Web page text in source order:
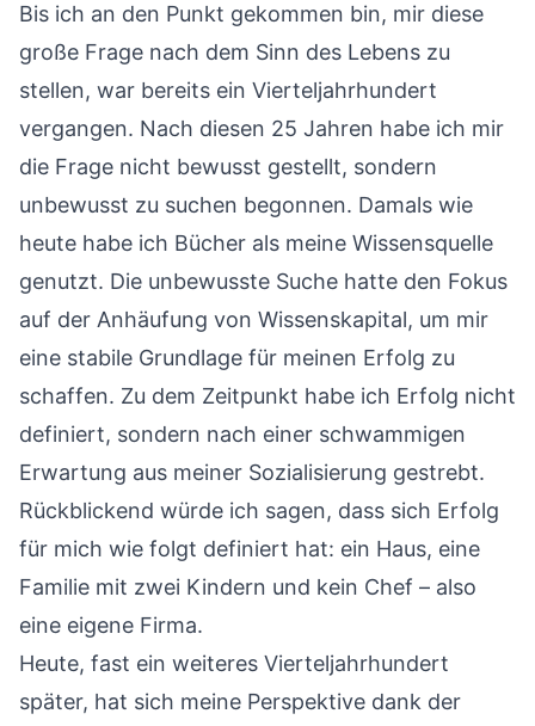
Bis ich an den Punkt gekommen bin, mir diese
große Frage nach dem Sinn des Lebens zu
stellen, war bereits ein Vierteljahrhundert
vergangen. Nach diesen 25 Jahren habe ich mir
die Frage nicht bewusst gestellt, sondern
unbewusst zu suchen begonnen. Damals wie
heute habe ich Bücher als meine Wissensquelle
genutzt. Die unbewusste Suche hatte den Fokus
auf der Anhäufung von Wissenskapital, um mir
eine stabile Grundlage für meinen Erfolg zu
schaffen. Zu dem Zeitpunkt habe ich Erfolg nicht
definiert, sondern nach einer schwammigen
Erwartung aus meiner Sozialisierung gestrebt.
Rückblickend würde ich sagen, dass sich Erfolg
für mich wie folgt definiert hat: ein Haus, eine
Familie mit zwei Kindern und kein Chef – also
eine eigene Firma.
Heute, fast ein weiteres Vierteljahrhundert
später, hat sich meine Perspektive dank der